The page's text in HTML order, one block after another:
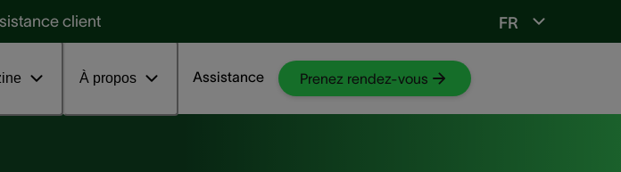
client FR
À propos Assistance Prenez rendez-vous
Vers ORL-web